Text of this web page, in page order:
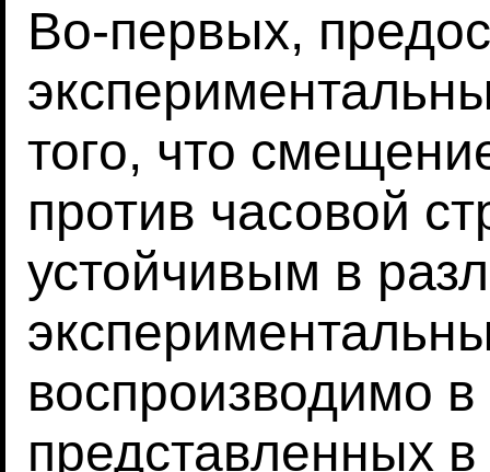
Во-первых,
того, что
против часовой
устойчивым в
воспроизводимо в
представленных